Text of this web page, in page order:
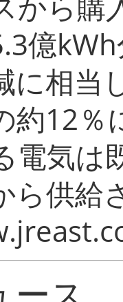
億
に相当
約12％
電気は
ら供給